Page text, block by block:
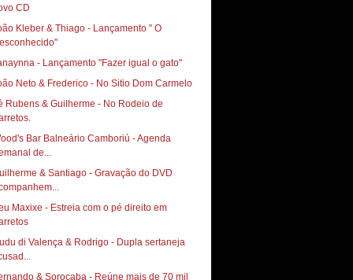
CD
Kleber & Thiago - Lançamento " O
- Lançamento "Fazer igual o gato"
Neto & Frederico - No Sitio Dom Carmelo
Rubens & Guilherme - No Rodeio de
Bar Balneário Camboriú - Agenda
de...
& Santiago - Gravação do DVD
Maxixe - Estreia com o pé direito em
di Valença & Rodrigo - Dupla sertaneja
& Sorocaba - Reúne mais de 70 mil